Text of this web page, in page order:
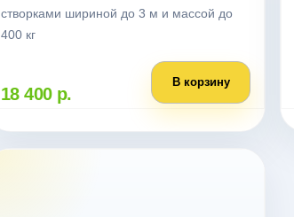
створками шириной до 3 м и массой до
400 кг
18 400 р.
В корзину